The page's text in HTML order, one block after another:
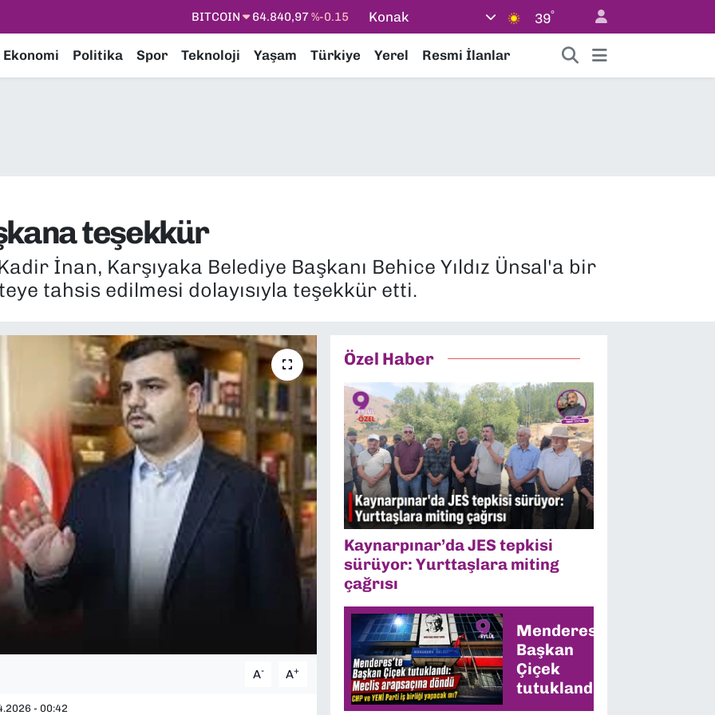
BITCOIN 64.840,97%-0.15
Konak 39°
Ekonomi Politika Spor Teknoloji Yaşam Türkiye Yerel Resmi İlanlar
teşekkür
İnan, Karşıyaka Belediye Başkanı Behice Yıldız Ünsal'a bir
tahsis edilmesi dolayısıyla teşekkür etti.
A- A+
- 00:42
Özel Haber
Kaynarpınar’da JES tepkisi
sürüyor: Yurttaşlara miting
çağrısı
Menderes’te
Başkan
Çiçek
tutuklandı:
CHP ve YENİ